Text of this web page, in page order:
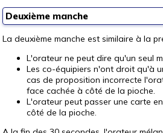
Deuxième manche
La deuxième manche est similaire à la
L'orateur ne peut dire qu'un seul
Les co-équipiers n'ont droit qu'à
cas de proposition incorrecte
face cachée à côté de la pioche.
L'orateur peut passer une carte
côté de la pioche.